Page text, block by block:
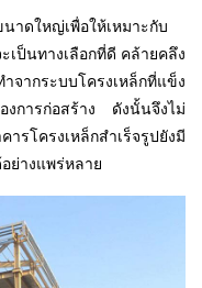
าดใหญ่เพื่อให้เหมาะกับ
เป็นทางเลือกที่ดี คล้ายคลึง
ากระบบโครงเหล็กที่แข็ง
งการก่อสร้าง ดังนั้นจึงไม่
โครงเหล็กสำเร็จรูปยังมี
ย่างแพร่หลาย